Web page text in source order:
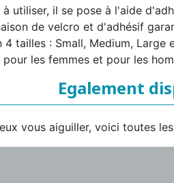
utiliser, il se pose à l'aide
de velcro et d'adhésif
4 tailles : Small, Medium, Large
les femmes et pour les
Egalement
vous aiguiller, voici toutes